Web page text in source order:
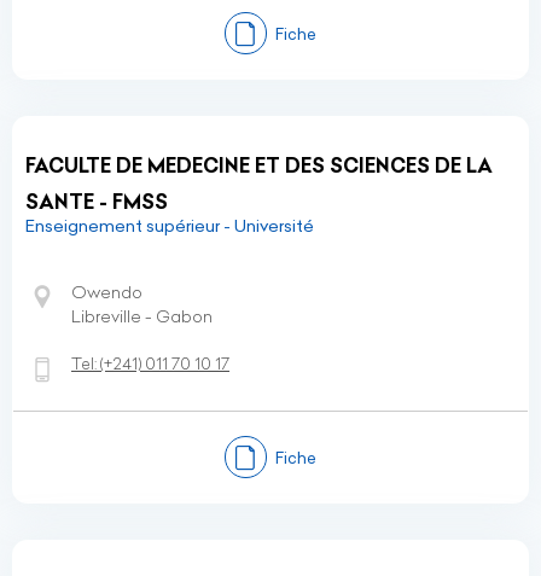
Fiche
FACULTE DE MEDECINE ET DES SCIENCES DE LA
SANTE - FMSS
Enseignement supérieur - Université
Owendo
Libreville - Gabon
Tel:(+241) 011 70 10 17
Fiche